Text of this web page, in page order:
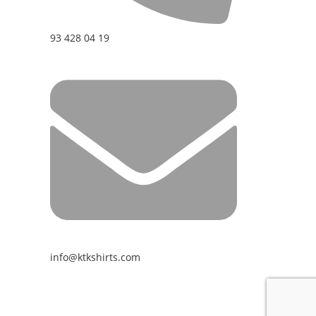
93 428 04 19
info@ktkshirts.com